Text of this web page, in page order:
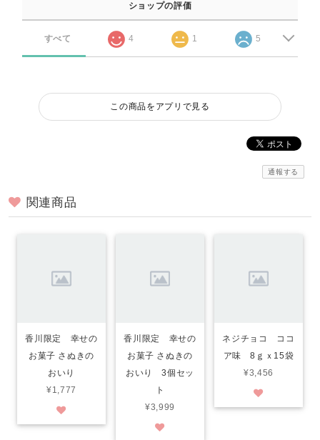
ショップの評価
すべて 4 1 5
この商品をアプリで見る
通報する
関連商品
香川限定 幸せの
お菓子 さぬきの
おいり
¥1,777
香川限定 幸せの
お菓子 さぬきの
おいり 3個セッ
ト
¥3,999
ネジチョコ ココ
ア味 8ｇｘ15袋
¥3,456